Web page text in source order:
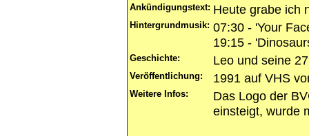
Ankündigungstext: Heute grabe ich
Hintergrundmusik: 07:30 - 'Your
19:15 -
Geschichte: Leo und seine
Veröffentlichung: 1991 auf VHS
Weitere Infos:
Das Logo der
einsteigt, wurde